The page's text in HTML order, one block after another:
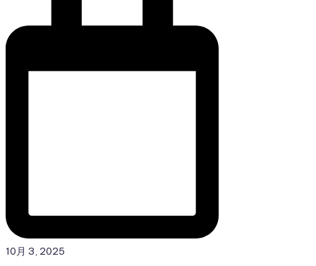
10月 3, 2025